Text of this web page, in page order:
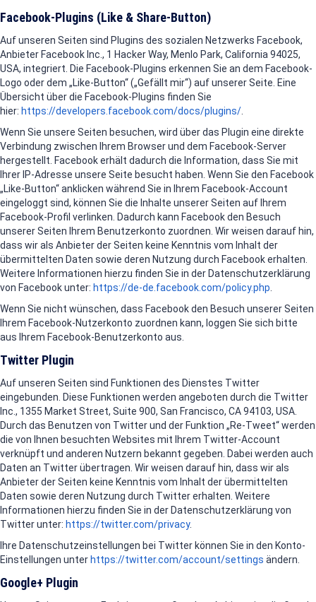
Facebook-Plugins (Like & Share-Button)
Auf unseren Seiten sind Plugins des sozialen Netzwerks Facebook,
Anbieter Facebook Inc., 1 Hacker Way, Menlo Park, California 94025,
USA, integriert. Die Facebook-Plugins erkennen Sie an dem Facebook-
Logo oder dem „Like-Button“ („Gefällt mir“) auf unserer Seite. Eine
Übersicht über die Facebook-Plugins finden Sie
hier: https://developers.facebook.com/docs/plugins/
Wenn Sie unsere Seiten besuchen, wird über das Plugin eine direkte
Verbindung zwischen Ihrem Browser und dem Facebook-Server
hergestellt. Facebook erhält dadurch die Information, dass Sie mit
Ihrer IP-Adresse unsere Seite besucht haben. Wenn Sie den Facebook
„Like-Button“ anklicken während Sie in Ihrem Facebook-Account
eingeloggt sind, können Sie die Inhalte unserer Seiten auf Ihrem
Facebook-Profil verlinken. Dadurch kann Facebook den Besuch
unserer Seiten Ihrem Benutzerkonto zuordnen. Wir weisen darauf hin,
dass wir als Anbieter der Seiten keine Kenntnis vom Inhalt der
übermittelten Daten sowie deren Nutzung durch Facebook erhalten.
Weitere Informationen hierzu finden Sie in der Datenschutzerklärung
von Facebook unter: https://de-de.facebook.com/policy.php
Wenn Sie nicht wünschen, dass Facebook den Besuch unserer Seiten
Ihrem Facebook-Nutzerkonto zuordnen kann, loggen Sie sich bitte
aus Ihrem Facebook-Benutzerkonto aus.
Twitter Plugin
Auf unseren Seiten sind Funktionen des Dienstes Twitter
eingebunden. Diese Funktionen werden angeboten durch die Twitter
Inc., 1355 Market Street, Suite 900, San Francisco, CA 94103, USA.
Durch das Benutzen von Twitter und der Funktion „Re-Tweet“ werden
die von Ihnen besuchten Websites mit Ihrem Twitter-Account
verknüpft und anderen Nutzern bekannt gegeben. Dabei werden auch
Daten an Twitter übertragen. Wir weisen darauf hin, dass wir als
Anbieter der Seiten keine Kenntnis vom Inhalt der übermittelten
Daten sowie deren Nutzung durch Twitter erhalten. Weitere
Informationen hierzu finden Sie in der Datenschutzerklärung von
Twitter unter: https://twitter.com/privacy.
Ihre Datenschutzeinstellungen bei Twitter können Sie in den Konto-
Einstellungen unter https://twitter.com/account/settings ändern.
Google+ Plugin